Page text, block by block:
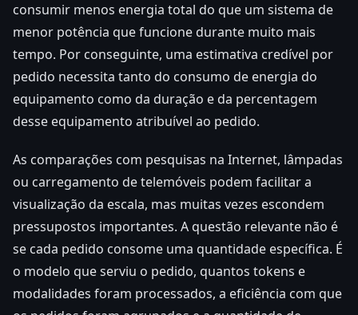
consumir menos energia total do que um sistema de
menor potência que funcione durante muito mais
tempo. Por conseguinte, uma estimativa credível por
pedido necessita tanto do consumo de energia do
equipamento como da duração e da percentagem
desse equipamento atribuível ao pedido.
As comparações com pesquisas na Internet, lâmpadas
ou carregamento de telemóveis podem facilitar a
visualização da escala, mas muitas vezes escondem
pressupostos importantes. A questão relevante não é
se cada pedido consome uma quantidade específica. É
o modelo que serviu o pedido, quantos tokens e
modalidades foram processados, a eficiência com que